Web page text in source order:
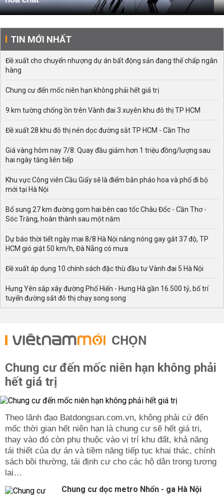
TIN MỚI NHẤT
Đề xuất cho chuyển nhượng dự án bất động sản đang thế chấp ngân
hàng
Chung cư đến mốc niên hạn không phải hết giá trị
9 km tường chống ồn trên Vành đai 3 xuyên khu đô thị TP HCM
Đề xuất 28 khu đô thị nén dọc đường sắt TP HCM - Cần Thơ
Giá vàng hôm nay 7/8: Quay đầu giảm hơn 1 triệu đồng/lượng sau
hai ngày tăng liên tiếp
Khu vực Công viên Cầu Giấy sẽ là điểm bắn pháo hoa và phố đi bộ
mới tại Hà Nội
Bổ sung 27 km đường gom hai bên cao tốc Châu Đốc - Cần Thơ -
Sóc Trăng, hoàn thành sau một năm
Dự báo thời tiết ngày mai 8/8 Hà Nội nắng nóng gay gắt 37 độ, TP
HCM gió giật 50 km/h, Đà Nẵng có mưa
Đề xuất áp dụng 10 chính sách đặc thù đầu tư Vành đai 5 Hà Nội
Hưng Yên sắp xây đường Phố Hiến - Hưng Hà gần 16.500 tỷ, bố trí
tuyến đường sắt đô thị chạy song song
CHỌN
Chung cư đến mốc niên hạn không phải
hết giá trị
Theo lãnh đạo Batdongsan.com.vn, không phải cứ đến
mốc thời gian hết niên hạn là chung cư sẽ hết giá trị,
thay vào đó còn phụ thuộc vào vị trí khu đất, khả năng
tái thiết của dự án và tiềm năng tiếp tục khai thác, chính
sách bồi thường, tái định cư cho các hộ dân trong tương
lai…
Chung cư dọc metro Nhổn - ga Hà Nội